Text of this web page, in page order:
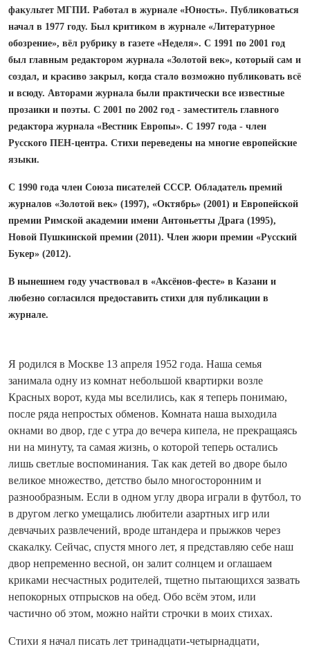
факультет МГПИ. Работал в журнале «Юность». Публиковаться
начал в 1977 году. Был критиком в журнале «Литературное
обозрение», вёл рубрику в газете «Неделя». С 1991 по 2001 год
был главным редактором журнала «Золотой век», который сам и
создал, и красиво закрыл, когда стало возможно публиковать всё
и всюду. Авторами журнала были практически все известные
прозаики и поэты. С 2001 по 2002 год - заместитель главного
редактора журнала «Вестник Европы». С 1997 года - член
Русского ПЕН-центра. Стихи переведены на многие европейские
языки.
С 1990 года член Союза писателей СССР. Обладатель премий
журналов «Золотой век» (1997), «Октябрь» (2001) и Европейской
премии Римской академии имени Антоньетты Драга (1995),
Новой Пушкинской премии (2011). Член жюри премии «Русский
Букер» (2012).
В нынешнем году участвовал в «Аксёнов-фесте» в Казани и
любезно согласился предоставить стихи для публикации в
журнале.
Я родился в Москве 13 апреля 1952 го­да. Наша семья
занимала одну из комнат небольшой квартирки возле
Красных ворот, куда мы вселились, как я теперь понимаю,
после ряда непростых обменов. Комната наша выходила
окнами во двор, где с утра до вечера кипела, не прекращаясь
ни на минуту, та самая жизнь, о которой теперь остались
лишь светлые воспоминания. Так как детей во дворе было
великое множество, детство было многосторонним и
разнообразным. Если в одном углу двора играли в футбол, то
в другом легко умещались любители азартных игр или
девчачьих развлечений, вроде штандера и прыжков через
скакалку. Сейчас, спустя много лет, я представляю себе наш
двор непременно весной, он залит солнцем и оглашаем
криками несчастных родителей, тщетно пытающихся зазвать
непокорных отпрысков на обед. Обо всём этом, или
частично об этом, можно найти строчки в моих стихах.
Стихи я начал писать лет тринадцати‑четырнадцати,